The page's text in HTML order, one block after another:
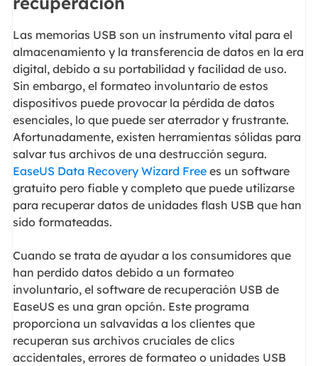
Las memorias USB son un instrumento vital para el
almacenamiento y la transferencia de datos en la era
digital, debido a su portabilidad y facilidad de uso.
Sin embargo, el formateo involuntario de estos
dispositivos puede provocar la pérdida de datos
esenciales, lo que puede ser aterrador y frustrante.
Afortunadamente, existen herramientas sólidas para
salvar tus archivos de una destrucción segura.
EaseUS Data Recovery Wizard Freees un software
gratuito pero fiable y completo que puede utilizarse
para recuperar datos de unidades flash USB que han
sido formateadas.
Cuando se trata de ayudar a los consumidores que
han perdido datos debido a un formateo
involuntario, el software de recuperación USB de
EaseUS es una gran opción. Este programa
proporciona un salvavidas a los clientes que
recuperan sus archivos cruciales de clics
accidentales, errores de formateo o unidades USB